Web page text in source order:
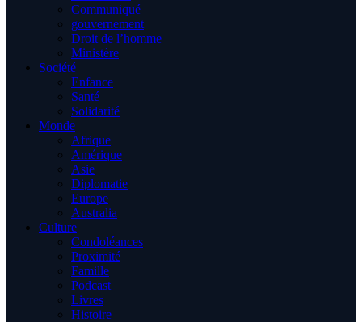
Communiqué
gouvernement
Droit de l’homme
Ministère
Société
Enfance
Santé
Solidarité
Monde
Afrique
Amérique
Asie
Diplomatie
Europe
Australia
Culture
Condoléances
Proximité
Famille
Podcast
Livres
Histoire